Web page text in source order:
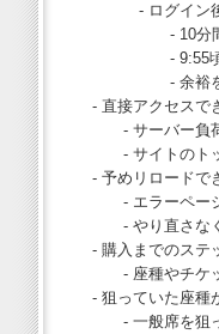
- ログイン後どれ
- 10分間大丈夫な
- 9:55頃になると
- 余裕を持ってロ
- 直接アクセスでき
- サーバー負荷な
- サイトのトップ
- 予めリロードでき
- エラーページに
- やり直さなくて
- 購入までのステッ
- 座種やチケット
- 狙っていた座種が
- 一般席を狙って